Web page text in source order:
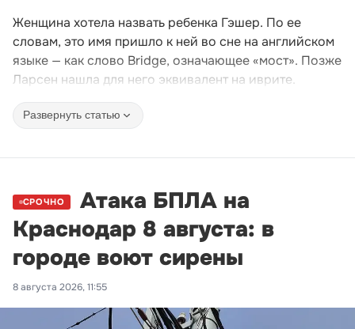
Женщина хотела назвать ребенка Гэшер. По ее
словам, это имя пришло к ней во сне на английском
языке — как слово Bridge, означающее «мост». Позже
Ларсен нашла для него эквивалент на иврите.
Развернуть статью
СРОЧНО
Атака БПЛА на
Краснодар 8 августа: в
городе воют сирены
8 августа 2026, 11:55